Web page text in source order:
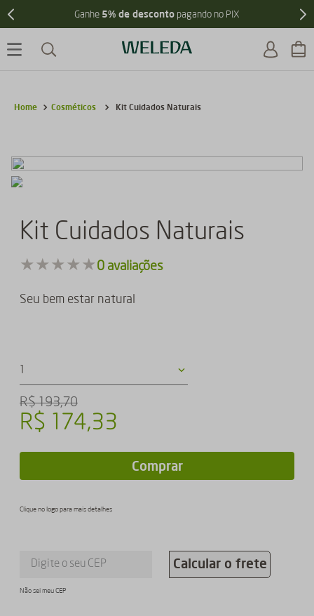
Ganhe 5% de desconto pagando no PIX
Cosméticos Kit Cuidados Naturais
Kit Cuidados Naturais
★ ★ ★ ★ ★ 0 avaliações
Seu bem estar natural
R$ 193,70
R$ 174,33
Comprar
Clique no logo para mais detalhes
Não sei meu CEP
Calcular o frete